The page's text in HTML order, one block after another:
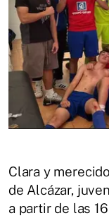
Clara y
de Alcázar,
a partir de las